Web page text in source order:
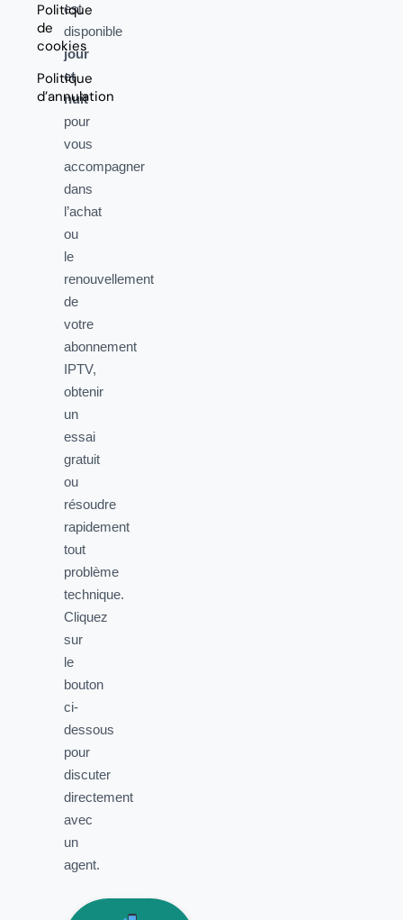
Politique
de
cookies
Politique
d’annulation
est
disponible
jour
et
nuit
pour
vous
accompagner
dans
l’achat
ou
le
renouvellement
de
votre
abonnement
IPTV,
obtenir
un
essai
gratuit
ou
résoudre
rapidement
tout
problème
technique.
Cliquez
sur
le
bouton
ci-
dessous
pour
discuter
directement
avec
un
agent.